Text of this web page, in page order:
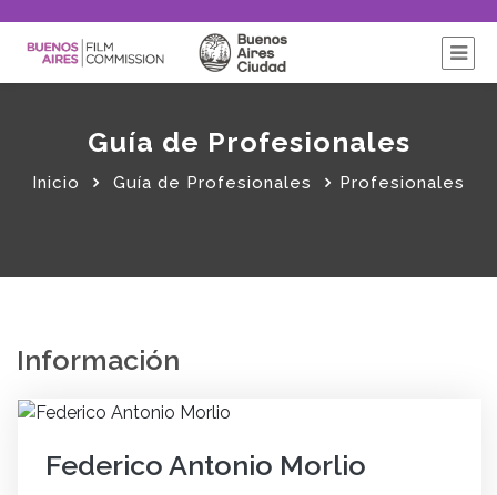
Guía de Profesionales
Inicio Guía de Profesionales Profesionales
Información
Federico Antonio Morlio